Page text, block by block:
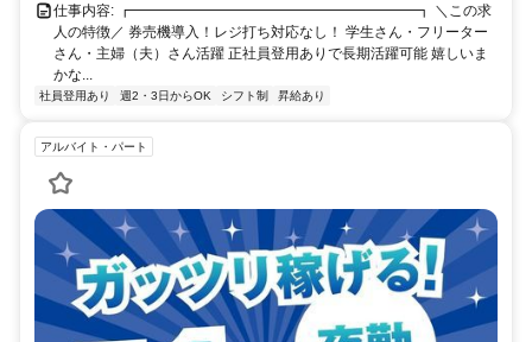
仕事内容: ┏━━━━━━━━━━━━━━━━━━━━┓ ＼この求
人の特徴／ 券売機導入！レジ打ち対応なし！ 学生さん・フリーター
さん・主婦（夫）さん活躍 正社員登用ありで長期活躍可能 嬉しいま
かな...
社員登用あり 週2・3日からOK シフト制 昇給あり
アルバイト・パート